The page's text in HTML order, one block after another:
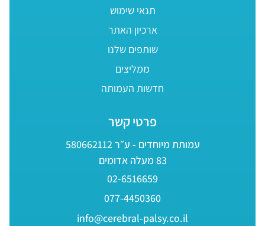
תנאי שימוש
ארכיון האתר
שותפים שלנו
ממליצים
חדשות העמותה
פרטי קשר
עמותת מיוחדים - ע״ר 580662112
83 מעלה אדומים
02-6516659
077-4450360
info@cerebral-palsy.co.il